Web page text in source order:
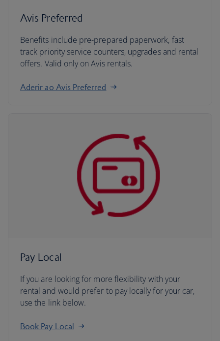
Avis Preferred
Benefits include pre-prepared paperwork, fast
track priority service counters, upgrades and rental
offers. Valid only on Avis rentals.
Aderir ao Avis Preferred
Pay Local
If you are looking for more flexibility with your
rental and would prefer to pay locally for your car,
use the link below.
Book Pay Local